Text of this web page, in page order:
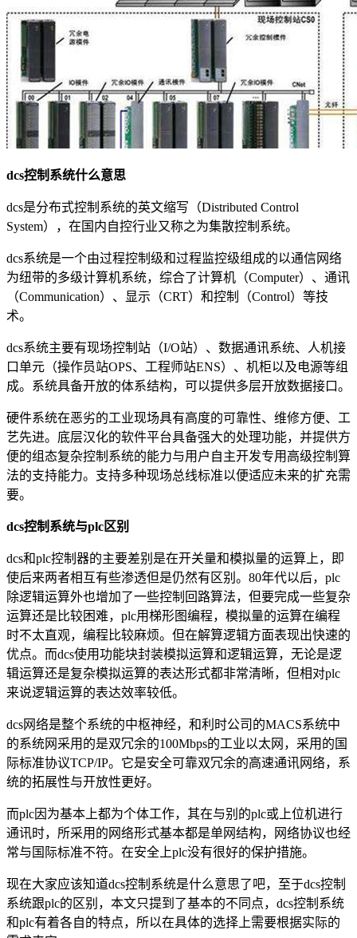
dcs控制系统什么意思
dcs是分布式控制系统的英文缩写（Distributed Control
System），在国内自控行业又称之为集散控制系统。
dcs系统是一个由过程控制级和过程监控级组成的以通信网络
为纽带的多级计算机系统，综合了计算机（Computer）、通讯
（Communication）、显示（CRT）和控制（Control）等技
术。
dcs系统主要有现场控制站（I/O站）、数据通讯系统、人机接
口单元（操作员站OPS、工程师站ENS）、机柜以及电源等组
成。系统具备开放的体系结构，可以提供多层开放数据接口。
硬件系统在恶劣的工业现场具有高度的可靠性、维修方便、工
艺先进。底层汉化的软件平台具备强大的处理功能，并提供方
便的组态复杂控制系统的能力与用户自主开发专用高级控制算
法的支持能力。支持多种现场总线标准以便适应未来的扩充需
要。
dcs控制系统与plc区别
dcs和plc控制器的主要差别是在开关量和模拟量的运算上，即
使后来两者相互有些渗透但是仍然有区别。80年代以后，plc
除逻辑运算外也增加了一些控制回路算法，但要完成一些复杂
运算还是比较困难，plc用梯形图编程，模拟量的运算在编程
时不太直观，编程比较麻烦。但在解算逻辑方面表现出快速的
优点。而dcs使用功能块封装模拟运算和逻辑运算，无论是逻
辑运算还是复杂模拟运算的表达形式都非常清晰，但相对plc
来说逻辑运算的表达效率较低。
dcs网络是整个系统的中枢神经，和利时公司的MACS系统中
的系统网采用的是双冗余的100Mbps的工业以太网，采用的国
际标准协议TCP/IP。它是安全可靠双冗余的高速通讯网络，系
统的拓展性与开放性更好。
而plc因为基本上都为个体工作，其在与别的plc或上位机进行
通讯时，所采用的网络形式基本都是单网结构，网络协议也经
常与国际标准不符。在安全上plc没有很好的保护措施。
现在大家应该知道dcs控制系统是什么意思了吧，至于dcs控制
系统跟plc的区别，本文只提到了基本的不同点，dcs控制系统
和plc有着各自的特点，所以在具体的选择上需要根据实际的